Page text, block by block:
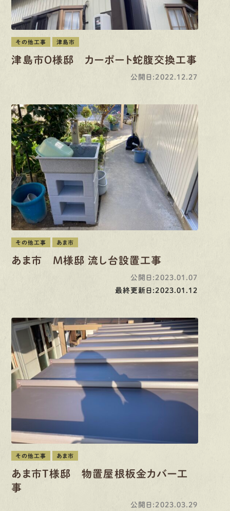
その他工事 津島市
津島市O様邸 カーポート蛇腹交換工事
公開日:2022.12.27
その他工事 あま市
あま市 M様邸 流し台設置工事
公開日:2023.01.07
最終更新日:2023.01.12
その他工事 あま市
あま市T様邸 物置屋根板金カバー工
事
公開日:2023.03.29